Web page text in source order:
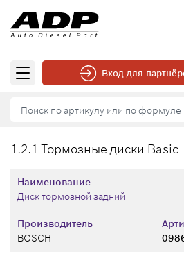
Вход для
1.2.1 Тормозные диски Basic
Производитель
BOSCH
Наименование
Диск тормозной задний